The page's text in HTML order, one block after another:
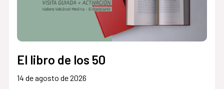
El libro de los 50
14 de agosto de 2026